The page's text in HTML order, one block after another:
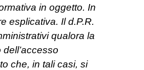
in oggetto. In
esplicativa. Il d.P.R.
qualora la
che, in tali casi, si